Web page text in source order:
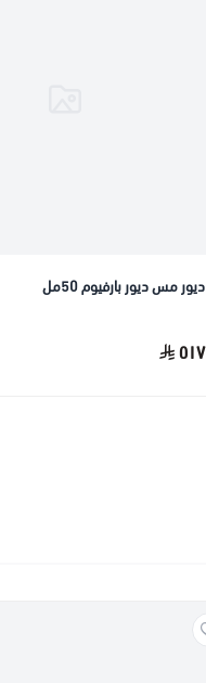
ديور مس ديور بارفيوم 50مل
٥١٧